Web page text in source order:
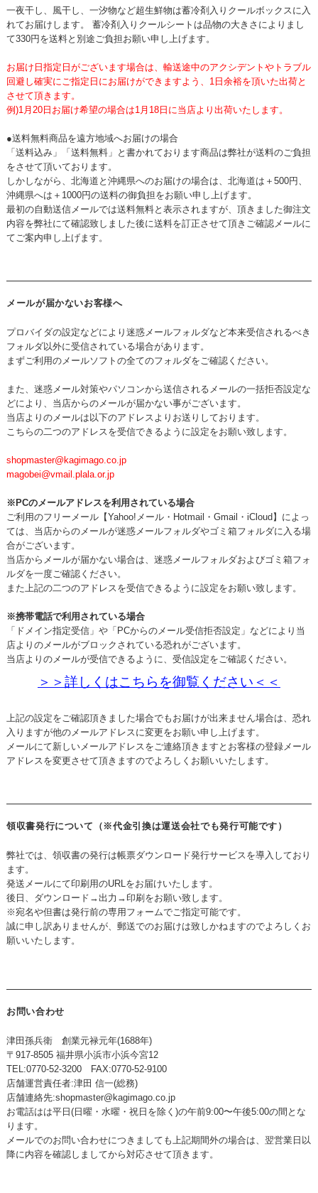
一夜干し、風干し、一汐物など超生鮮物は蓄冷剤入りクールボックスに入
れてお届けします。 蓄冷剤入りクールシートは品物の大きさによりまし
て330円を送料と別途ご負担お願い申し上げます。
お届け日指定日がございます場合は、輸送途中のアクシデントやトラブル
回避し確実にご指定日にお届けができますよう、1日余裕を頂いた出荷と
させて頂きます。
例)1月20日お届け希望の場合は1月18日に当店より出荷いたします。
●送料無料商品を遠方地域へお届けの場合
「送料込み」「送料無料」と書かれております商品は弊社が送料のご負担
をさせて頂いております。
しかしながら、北海道と沖縄県へのお届けの場合は、北海道は＋500円、
沖縄県へは＋1000円の送料の御負担をお願い申し上げます。
最初の自動送信メールでは送料無料と表示されますが、頂きました御注文
内容を弊社にて確認致しました後に送料を訂正させて頂きご確認メールに
てご案内申し上げます。
メールが届かないお客様へ
プロバイダの設定などにより迷惑メールフォルダなど本来受信されるべき
フォルダ以外に受信されている場合があります。
まずご利用のメールソフトの全てのフォルダをご確認ください。
また、迷惑メール対策やパソコンから送信されるメールの一括拒否設定な
どにより、当店からのメールが届かない事がございます。
当店よりのメールは以下のアドレスよりお送りしております。
こちらの二つのアドレスを受信できるように設定をお願い致します。
shopmaster@kagimago.co.jp
magobei@vmail.plala.or.jp
※PCのメールアドレスを利用されている場合
ご利用のフリーメール【Yahoo!メール・Hotmail・Gmail・iCloud】によっ
ては、当店からのメールが迷惑メールフォルダやゴミ箱フォルダに入る場
合がございます。
当店からメールが届かない場合は、迷惑メールフォルダおよびゴミ箱フォ
ルダを一度ご確認ください。
また上記の二つのアドレスを受信できるように設定をお願い致します。
※携帯電話で利用されている場合
「ドメイン指定受信」や「PCからのメール受信拒否設定」などにより当
店よりのメールがブロックされている恐れがございます。
当店よりのメールが受信できるように、受信設定をご確認ください。
＞＞詳しくはこちらを御覧ください＜＜
上記の設定をご確認頂きました場合でもお届けが出来ません場合は、恐れ
入りますが他のメールアドレスに変更をお願い申し上げます。
メールにて新しいメールアドレスをご連絡頂きますとお客様の登録メール
アドレスを変更させて頂きますのでよろしくお願いいたします。
領収書発行について（※代金引換は運送会社でも発行可能です）
弊社では、領収書の発行は帳票ダウンロード発行サービスを導入しており
ます。
発送メールにて印刷用のURLをお届けいたします。
後日、ダウンロード→出力→印刷をお願い致します。
※宛名や但書は発行前の専用フォームでご指定可能です。
誠に申し訳ありませんが、郵送でのお届けは致しかねますのでよろしくお
願いいたします。
お問い合わせ
津田孫兵衛 創業元禄元年(1688年)
〒917-8505 福井県小浜市小浜今宮12
TEL:0770-52-3200 FAX:0770-52-9100
店舗運営責任者:津田 信一(総務)
店舗連絡先:shopmaster@kagimago.co.jp
お電話はは平日(日曜・水曜・祝日を除く)の午前9:00〜午後5:00の間とな
ります。
メールでのお問い合わせにつきましても上記期間外の場合は、翌営業日以
降に内容を確認しましてから対応させて頂きます。